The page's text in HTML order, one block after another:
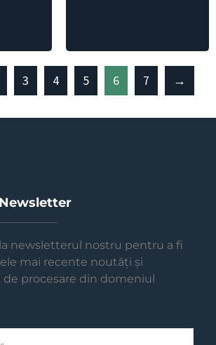
3 4 5 6 7 →
newsletterul nostru pentru a fi
mai recente noutăți și
procesare din domeniul